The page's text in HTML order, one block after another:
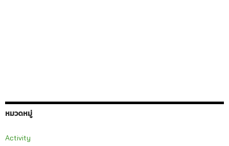
หมวดหมู่
Activity